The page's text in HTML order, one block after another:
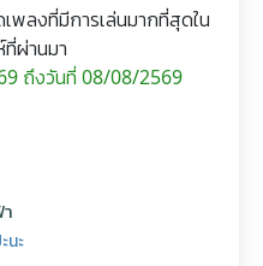
พลงที่มีการเล่นมากที่สุดใน
ผ่านมา
ถึงวันที่ 08/08/2569
นะ